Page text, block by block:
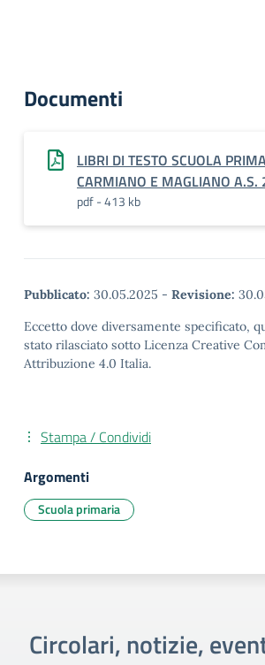
Documenti
LIBRI DI TESTO SCUOLA
CARMIANO E MAGLIANO
pdf - 413 kb
Pubblicato: 30.05.2025 - Revisione:
Eccetto dove diversamente specificato,
stato rilasciato sotto Licenza Creative
Attribuzione 4.0 Italia.
Stampa / Condividi
Argomenti
Scuola primaria
Circolari, notizie,